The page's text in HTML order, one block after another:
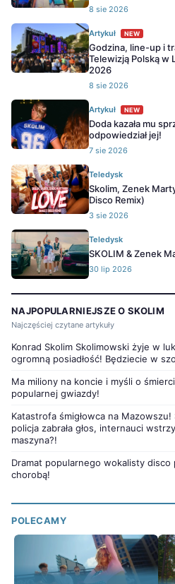
8 sie 2026
Artykuł NEW
Godzina, line-up i
Telewizją Polską w
2026
8 sie 2026
Artykuł NEW
Doda kazała mu
odpowiedział jej!
7 sie 2026
Teledysk
Skolim, Zenek
Disco Remix)
3 sie 2026
Teledysk
SKOLIM & Zenek
30 lip 2026
NAJPOPULARNIEJSZE O SKOLIM
Najczęściej czytane artykuły
Konrad Skolim Skolimowski żyje w
ogromną posiadłość! Będziecie w
Ma miliony na koncie i myśli o
popularnej gwiazdy!
Katastrofa śmigłowca na
policja zabrała głos, internauci
maszyna?!
Dramat popularnego wokalisty disco
chorobą!
POLECAMY